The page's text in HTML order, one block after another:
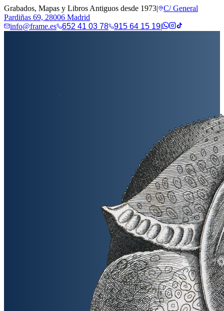
Grabados, Mapas y Libros Antiguos desde 1973|
C/ General
Pardiñas 69, 28006 Madrid
info@frame.es
652 41 03 78 915 64 15 19|